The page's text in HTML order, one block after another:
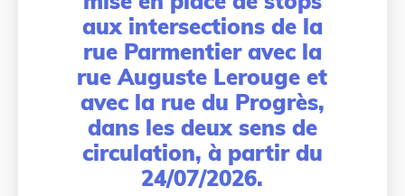
aux intersections de la
rue Parmentier avec la
rue Auguste Lerouge et
avec la rue du Progrès,
dans les deux sens de
circulation, à partir du
24/07/2026.